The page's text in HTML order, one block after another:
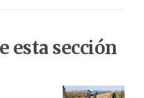
esta sección